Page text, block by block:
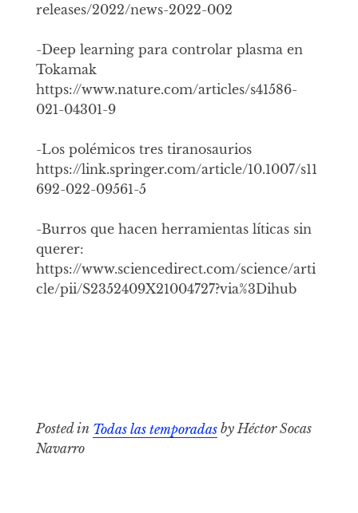
releases/2022/news-2022-002
-Deep learning para controlar plasma en
Tokamak
https://www.nature.com/articles/s41586-
021-04301-9
-Los polémicos tres tiranosaurios
https://link.springer.com/article/10.1007/s11
692-022-09561-5
-Burros que hacen herramientas líticas sin
querer:
https://www.sciencedirect.com/science/arti
cle/pii/S2352409X21004727?via%3Dihub
Posted in Todas las temporadasby Héctor Socas
Navarro